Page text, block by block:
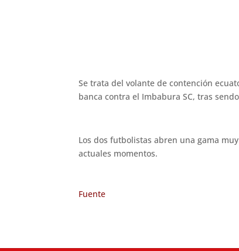
Se trata del volante de contención
banca contra el Imbabura SC, tras
Los dos futbolistas abren una gama
actuales momentos.
Fuente